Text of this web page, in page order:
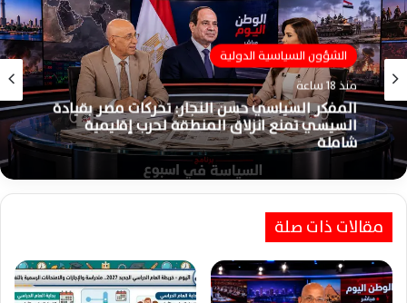
الشؤون السياسية الدولية
منذ 18 ساعة
المفكر السياسي حسن النجار: تحركات مصر بقيادة
السيسي تمنع انزلاق المنطقة لحرب إقليمية
شاملة
مقالات ذات صلة